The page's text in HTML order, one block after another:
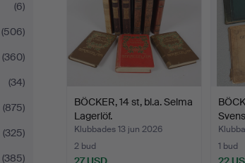
(6)
(506)
(360)
(34)
(875)
(325)
(385)
BÖCKER, 14 st, bl.a. Selma
Lagerlöf.
Klubbades 13 jun 2026
2 bud
1 bud